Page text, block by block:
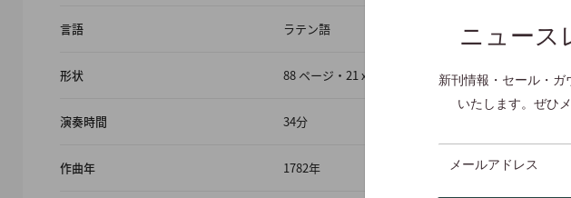
ニュース
新刊情報・セール・
いたします。ぜひ
メールアドレス
言語 ラテン語
形状 88 ページ・21 x 29.7 cm・134 g・ソフトカバー
演奏時間 34分
作曲年 1782年